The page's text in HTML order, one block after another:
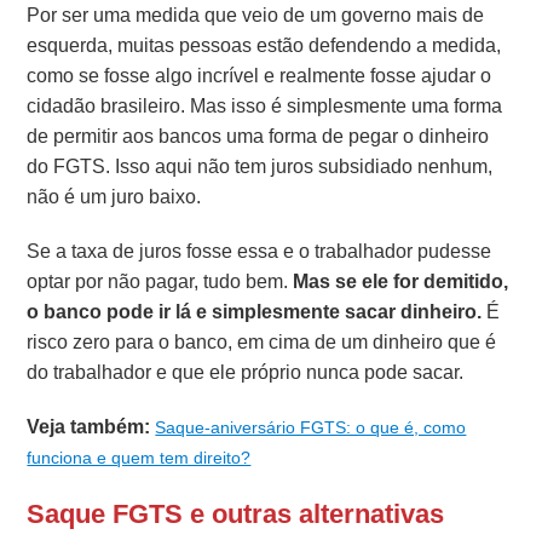
Por ser uma medida que veio de um governo mais de
esquerda, muitas pessoas estão defendendo a medida,
como se fosse algo incrível e realmente fosse ajudar o
cidadão brasileiro. Mas isso é simplesmente uma forma
de permitir aos bancos uma forma de pegar o dinheiro
do FGTS. Isso aqui não tem juros subsidiado nenhum,
não é um juro baixo.
Se a taxa de juros fosse essa e o trabalhador pudesse
optar por não pagar, tudo bem. Mas se ele for demitido,
o banco pode ir lá e simplesmente sacar dinheiro. É
risco zero para o banco, em cima de um dinheiro que é
do trabalhador e que ele próprio nunca pode sacar.
Veja também: Saque-aniversário FGTS: o que é, como
funciona e quem tem direito?
Saque FGTS e outras alternativas